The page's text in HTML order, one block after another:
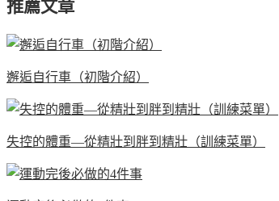
推薦文章
邂逅自行車（初階介紹）
失控的體重—從精壯到胖到精壯（訓練菜單）